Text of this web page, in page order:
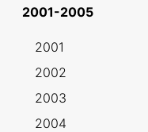
2001-2005
2001
2002
2003
2004